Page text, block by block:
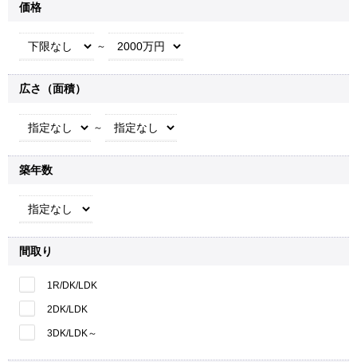
価格
～
広さ（面積）
～
築年数
間取り
1R/DK/LDK
2DK/LDK
3DK/LDK～